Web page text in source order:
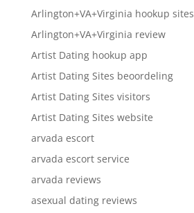
Arlington+VA+Virginia hookup sites
Arlington+VA+Virginia review
Artist Dating hookup app
Artist Dating Sites beoordeling
Artist Dating Sites visitors
Artist Dating Sites website
arvada escort
arvada escort service
arvada reviews
asexual dating reviews